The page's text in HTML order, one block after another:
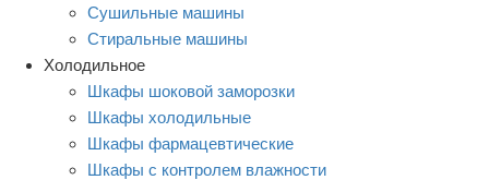
Сушильные машины
Стиральные машины
Холодильное
Шкафы шоковой заморозки
Шкафы холодильные
Шкафы фармацевтические
Шкафы с контролем влажности